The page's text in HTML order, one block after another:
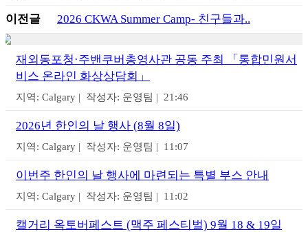
이전글 2026 CKWA Summer Camp- 친구들과..
재외동포청·주밴쿠버총영사관 공동 주최 「통합민원서
비스 온라인 화상상담회」
지역: Calgary | 작성자: 운영팀 | 21:46
2026년 한인의 날 행사 (8월 8일)
지역: Calgary | 작성자: 운영팀 | 11:07
이번주 한인의 날 행사에 마련되는 특별 부스 안내
지역: Calgary | 작성자: 운영팀 | 11:02
캘거리 옥토버페스트 (맥주 페스티벌) 9월 18 & 19일